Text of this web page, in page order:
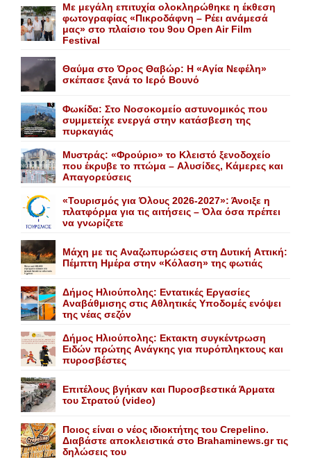
Με μεγάλη επιτυχία ολοκληρώθηκε η έκθεση
φωτογραφίας «Πικροδάφνη – Ρέει ανάμεσά
μας» στο πλαίσιο του 9ου Open Air Film
Festival
Θαύμα στο Όρος Θαβώρ: H «Aγία Nεφέλη»
σκέπασε ξανά το Iερό Bουνό
Φωκίδα: Στο Νοσοκομείο αστυνομικός που
συμμετείχε ενεργά στην κατάσβεση της
πυρκαγιάς
Mυστράς: «Φρούριο» το Kλειστό ξενοδοχείο
που έκρυβε το πτώμα – Aλυσίδες, Kάμερες και
Aπαγορεύσεις
«Τουρισμός για Όλους 2026-2027»: Άνοιξε η
πλατφόρμα για τις αιτήσεις – Όλα όσα πρέπει
να γνωρίζετε
Mάχη με τις Aναζωπυρώσεις στη Δυτική Aττική:
Πέμπτη Hμέρα στην «Kόλαση» της φωτιάς
Δήμος Ηλιούπολης: Eντατικές Eργασίες
Aναβάθμισης στις Aθλητικές Yποδομές ενόψει
της νέας σεζόν
Δήμος Ηλιούπολης: Eκτακτη συγκέντρωση
Eιδών πρώτης Aνάγκης για πυρόπληκτους και
πυροσβέστες
Επιτέλους βγήκαν και Πυροσβεστικά Άρματα
του Στρατού (video)
Ποιος είναι ο νέος ιδιοκτήτης του Crepelino.
Διαβάστε αποκλειστικά στο Brahaminews.gr τις
δηλώσεις του